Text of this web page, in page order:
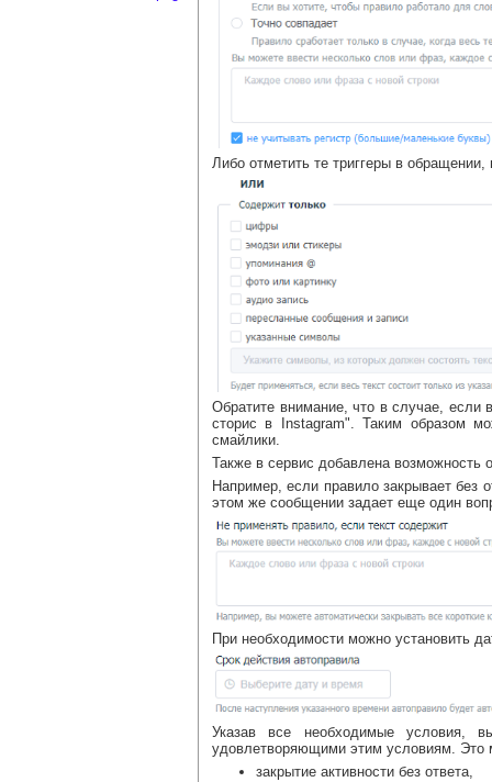
Либо отметить те триггеры в
Обратите внимание, что в случае, если
сторис в Instagram". Таким образом
смайлики.
Также в сервис добавлена возможность
Например, если правило закрывает без
этом же сообщении задает еще один
При необходимости можно установить
Указав все необходимые условия,
удовлетворяющими этим условиям. Это
закрытие активности без ответа,